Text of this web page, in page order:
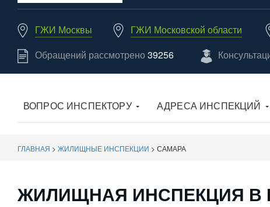
ГЖИ Москвы ГЖИ Московской области
Обращений рассмотрено39256
ВОПРОС ИНСПЕКТОРУ АДРЕСА ИНСПЕКЦИЙ
ГЛАВНАЯ > ЖИЛИЩНЫЕ ИНСПЕКЦИИ > САМАРА
ЖИЛИЩНАЯ ИНСПЕКЦИЯ В